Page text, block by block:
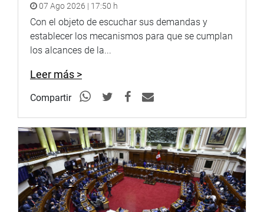
https://web.facebook.com/CongresoPeru/
Facebook: https://www.facebook.com/
fref=ts
Twitter: https://twitter.com/congresoperu
Soundcloud:https://soundcloud.com/radiocongreso
07 Ago 2026 | 17:50 h
Con el objeto de escuchar sus demandas y
establecer los mecanismos para que se cumplan
los alcances de la...
Leer más >
Compartir